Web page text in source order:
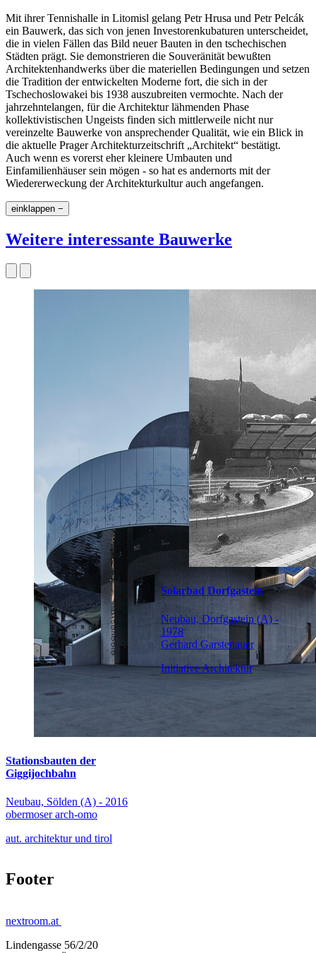
Mit ihrer Tennishalle in Litomisl gelang Petr Hrusa und Petr Pelcák
ein Bauwerk, das sich von jenen Investorenkubaturen unterscheidet,
die in vielen Fällen das Bild neuer Bauten in den tschechischen
Städten prägt. Sie demonstrieren die Souveränität bewußten
Architektenhandwerks über die materiellen Bedingungen und setzen
die Tradition der entwickelten Moderne fort, die sich in der
Tschechoslowakei bis 1938 auszubreiten vermochte. Nach der
jahrzehntelangen, für die Architektur lähmenden Phase
kollektivistischen Ungeists finden sich mittlerweile nicht nur
vereinzelte Bauwerke von ansprechender Qualität, wie ein Blick in
die aktuelle Prager Architekturzeitschrift „Architekt“ bestätigt.
Auch wenn es vorerst eher kleinere Umbauten und
Einfamilienhäuser sein mögen - so hat es andernorts mit der
Wiedererweckung der Architekturkultur auch angefangen.
einklappen −
Weitere interessante Bauwerke
Stationsbauten der
Giggijochbahn
Neubau, Sölden (A) - 2016
obermoser arch-omo
aut. architektur und tirol
Solarbad Dorfgastein
Neubau, Dorfgastein (A) -
1978
Gerhard Garstenauer
Initiative Architektur
Footer
nextroom.at
Lindengasse 56/2/20